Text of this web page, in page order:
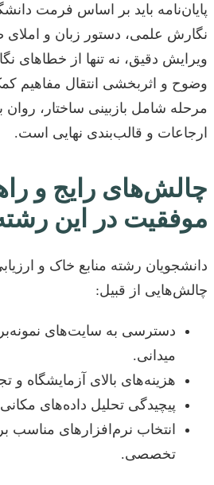
پایان‌نامه باید بر اساس فرمت
نگارش علمی، دستور زبان و
ویرایش دقیق، نه تنها از خطاهای
وضوح و اثربخشی انتقال مفاهیم
مرحله شامل بازبینی ساختار، روان
ارجاعات و قالب‌بندی نهایی است.
چالش‌های رایج و
موفقیت در این
دانشجویان رشته منابع خاک و
چالش‌هایی از قبیل:
دسترسی به سایت‌های
میدانی.
هزینه‌های بالای آزمایشگاه و
پیچیدگی تحلیل داده‌های
انتخاب نرم‌افزارهای مناسب
تخصصی.